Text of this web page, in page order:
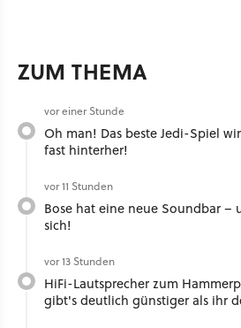
ZUM THEMA
vor einer Stunde
Oh man! Das beste Jedi-Spiel
fast hinterher!
vor 11 Stunden
Bose hat eine neue Soundbar –
sich!
vor 13 Stunden
HiFi-Lautsprecher zum
gibt's deutlich günstiger als ihr